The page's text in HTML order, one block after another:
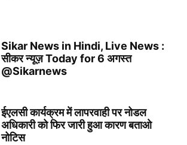
Sikar News in Hindi, Live News :
सीकर न्यूज़ Today for 6 अगस्त
@Sikarnews
ईएलसी कार्यक्रम में लापरवाही पर नोडल
अधिकारी को फिर जारी हुआ कारण बताओ
नोटिस